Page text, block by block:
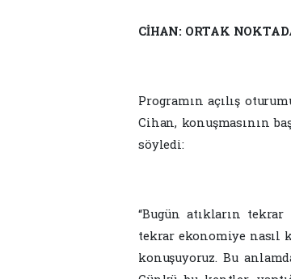
CİHAN: ORTAK
Programın açılış
Cihan, konuşmasının
söyledi:
“Bugün atıkların
tekrar ekonomiye nasıl
konuşuyoruz. Bu